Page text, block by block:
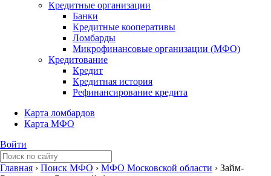
Кредитные организации
Банки
Кредитные кооперативы
Ломбарды
Микрофинансовые организации (МФО)
Кредитование
Кредит
Кредитная история
Рефинансирование кредита
Карта ломбардов
Карта МФО
Войти
Главная › Поиск МФО › МФО Московской области › Займ-